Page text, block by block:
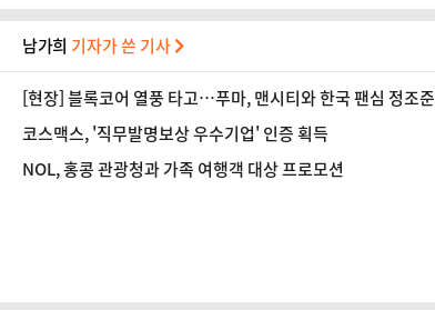
남가희 기자가 쓴 기사
[현장] 블록코어 열풍 타고…푸마, 맨시티와 한국 팬심 정조준
코스맥스, '직무발명보상 우수기업' 인증 획득
NOL, 홍콩 관광청과 가족 여행객 대상 프로모션